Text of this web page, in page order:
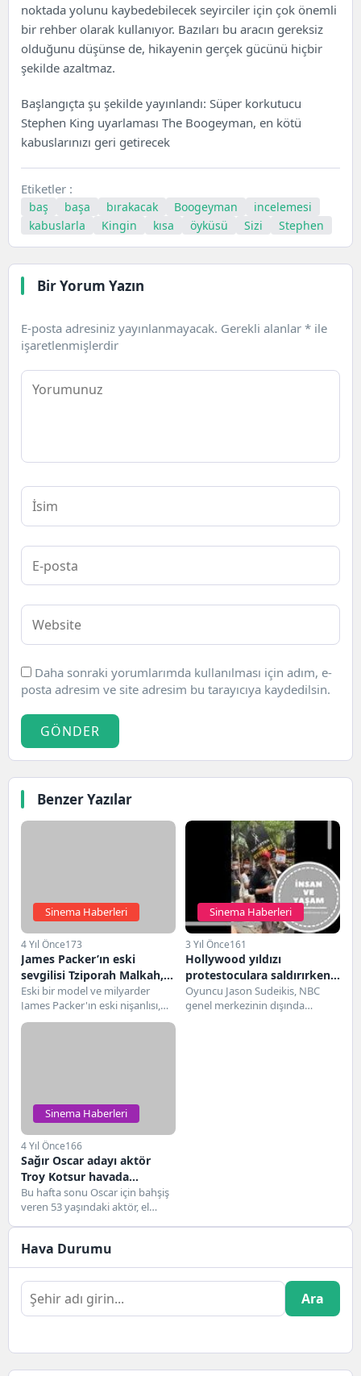
noktada yolunu kaybedebilecek seyirciler için çok önemli
bir rehber olarak kullanıyor. Bazıları bu aracın gereksiz
olduğunu düşünse de, hikayenin gerçek gücünü hiçbir
şekilde azaltmaz.
Başlangıçta şu şekilde yayınlandı: Süper korkutucu
Stephen King uyarlaması The Boogeyman, en kötü
kabuslarınızı geri getirecek
Etiketler :
baş başa bırakacak Boogeyman
incelemesi
kabuslarla
Kingin kısa öyküsü Sizi Stephen
Bir Yorum Yazın
E-posta adresiniz yayınlanmayacak. Gerekli alanlar * ile
işaretlenmişlerdir
Daha sonraki yorumlarımda kullanılması için adım, e-
posta adresim ve site adresim bu tarayıcıya kaydedilsin.
GÖNDER
Benzer Yazılar
Sinema Haberleri
4 Yıl Önce173
James Packer’ın eski
sevgilisi Tziporah Malkah,
çıplak fotoğrafları
yüzünden mahkemede
yıkıldı
Eski bir model ve milyarder
James Packer'ın eski nişanlısı,
günlük finansal mücadelelerini
Sinema Haberleri
3 Yıl Önce161
Hollywood yıldızı
protestoculara saldırırken
görüntülendi
Oyuncu Jason Sudeikis, NBC
genel merkezinin dışında
Sinema Haberleri
4 Yıl Önce166
Sağır Oscar adayı aktör
Troy Kotsur havada
sarhoşken
Bu hafta sonu Oscar için bahşiş
veren 53 yaşındaki aktör, el
Hava Durumu
Ara